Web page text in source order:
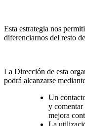
Esta estrategia nos
diferenciarnos del resto
La Dirección de esta
podrá alcanzarse
Un
y comentar
mejora